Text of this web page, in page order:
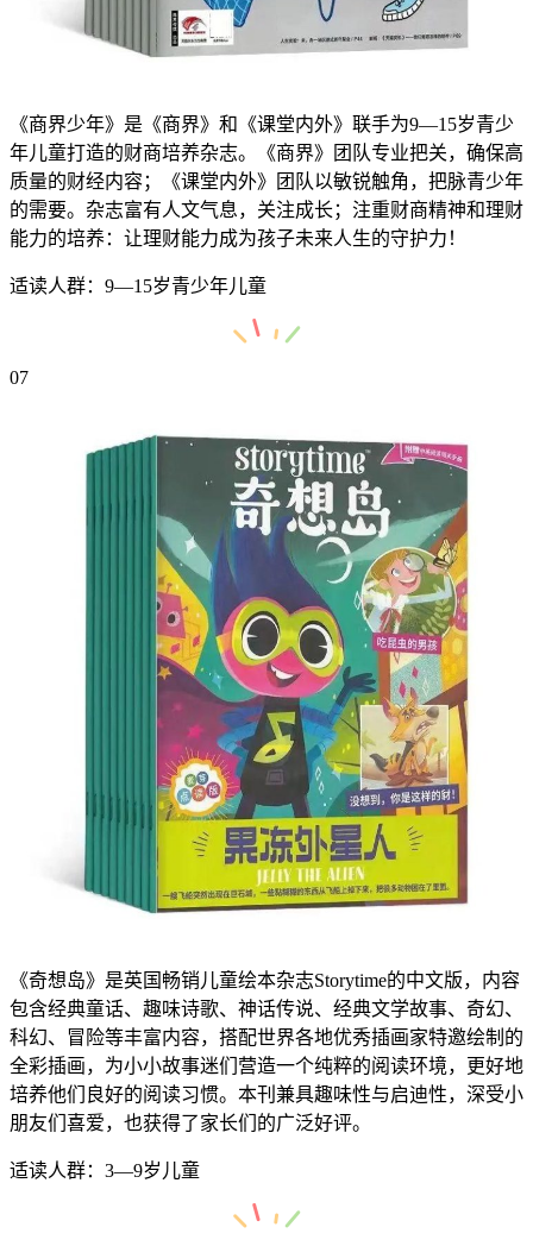
《商界少年》是《商界》和《课堂内外》联手为9—15岁青少
年儿童打造的财商培养杂志。《商界》团队专业把关，确保高
质量的财经内容；《课堂内外》团队以敏锐触角，把脉青少年
的需要。杂志富有人文气息，关注成长；注重财商精神和理财
能力的培养：让理财能力成为孩子未来人生的守护力！
适读人群：9—15岁青少年儿童
07
《奇想岛》是英国畅销儿童绘本杂志Storytime的中文版，内容
包含经典童话、趣味诗歌、神话传说、经典文学故事、奇幻、
科幻、冒险等丰富内容，搭配世界各地优秀插画家特邀绘制的
全彩插画，为小小故事迷们营造一个纯粹的阅读环境，更好地
培养他们良好的阅读习惯。本刊兼具趣味性与启迪性，深受小
朋友们喜爱，也获得了家长们的广泛好评。
适读人群：3—9岁儿童